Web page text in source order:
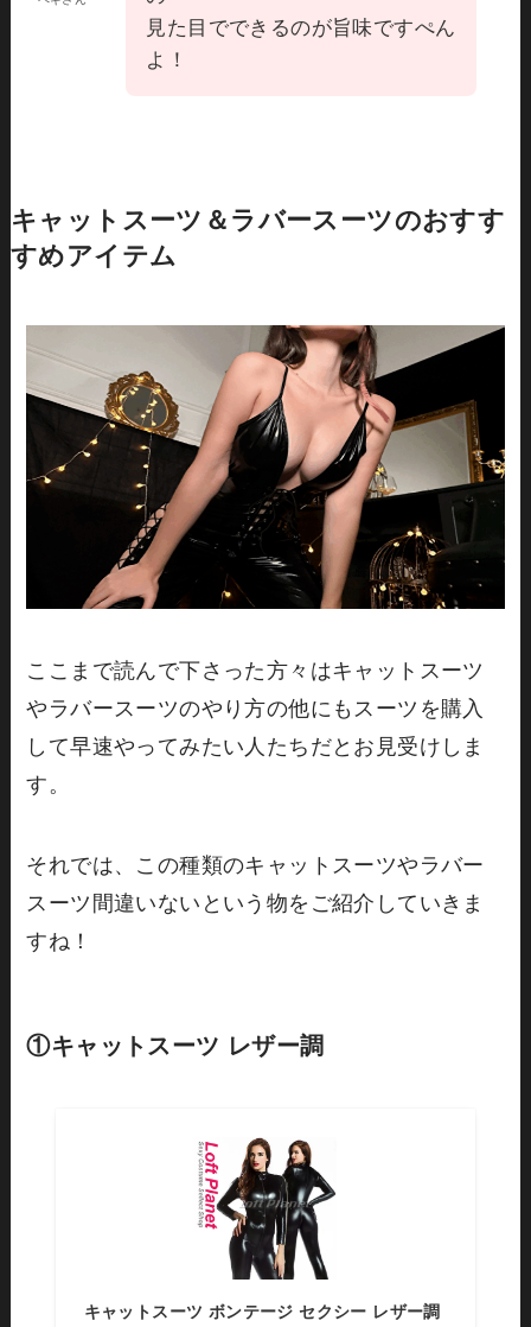
見た目でできるのが旨味ですぺん
よ！
キャットスーツ＆ラバースーツのおすす
すめアイテム
ここまで読んで下さった方々はキャットスーツ
やラバースーツのやり方の他にもスーツを購入
して早速やってみたい人たちだとお見受けしま
す。
それでは、この種類のキャットスーツやラバー
スーツ間違いないという物をご紹介していきま
すね！
①キャットスーツ レザー調
キャットスーツ ボンテージ セクシー レザー調